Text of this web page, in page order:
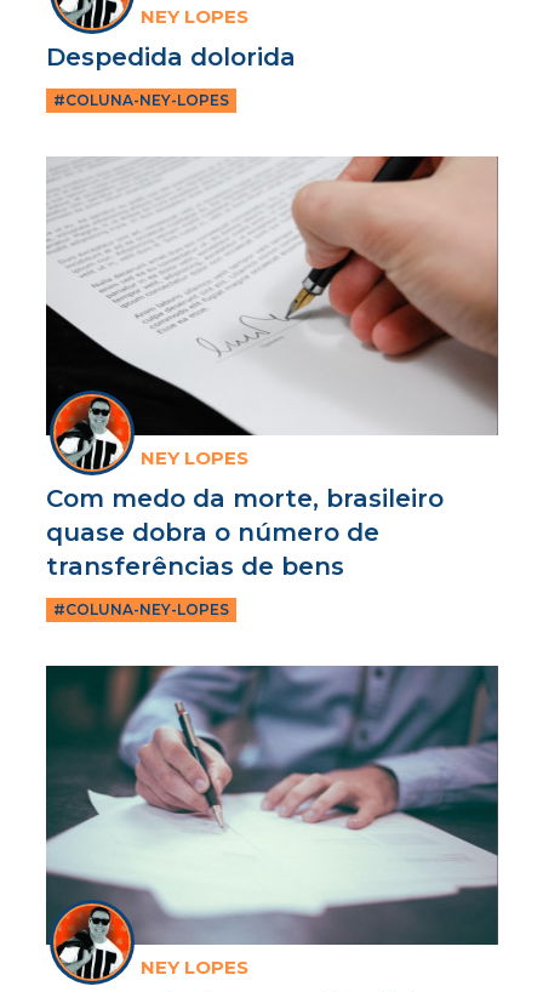
NEY LOPES
Despedida dolorida
#COLUNA-NEY-LOPES
NEY LOPES
Com medo da morte, brasileiro
quase dobra o número de
transferências de bens
#COLUNA-NEY-LOPES
NEY LOPES